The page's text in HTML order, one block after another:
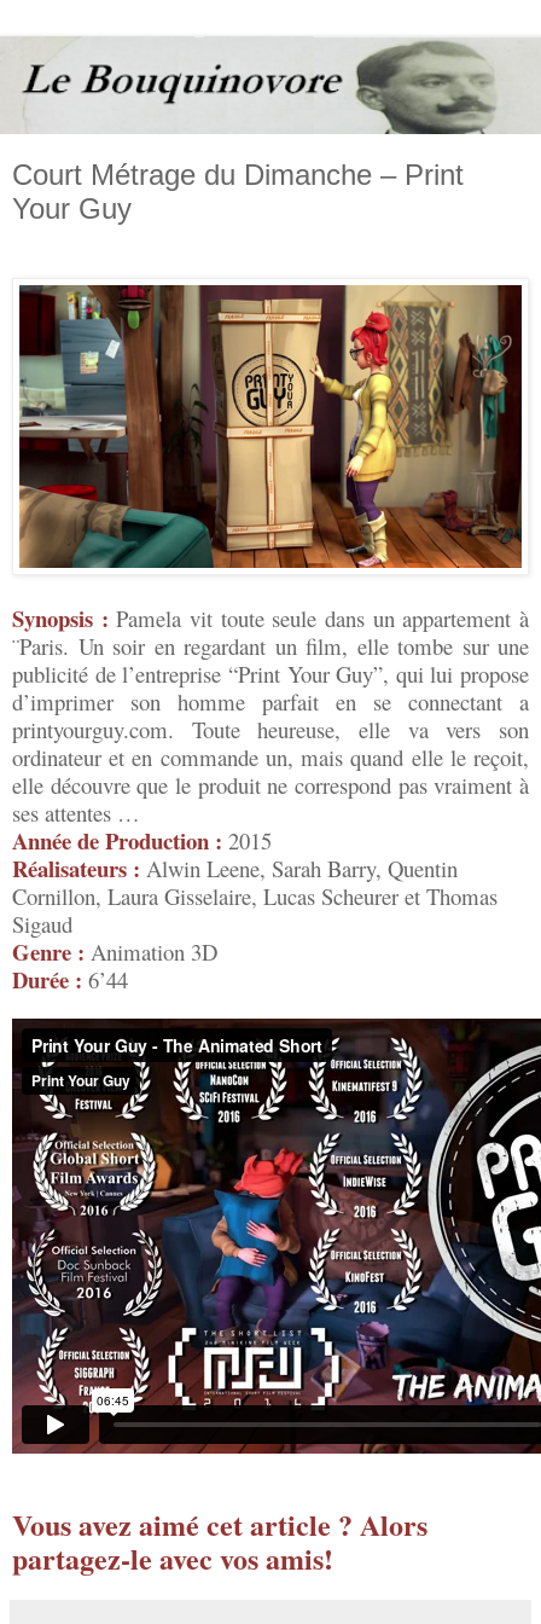
Court Métrage du Dimanche – Print
Your Guy
Synopsis : Pamela vit toute seule dans un appartement à
¨Paris. Un soir en regardant un film, elle tombe sur une
publicité de l’entreprise “Print Your Guy”, qui lui propose
d’imprimer son homme parfait en se connectant a
printyourguy.com. Toute heureuse, elle va vers son
ordinateur et en commande un, mais quand elle le reçoit,
elle découvre que le produit ne correspond pas vraiment à
ses attentes …
Année de Production : 2015
Réalisateurs : Alwin Leene, Sarah Barry, Quentin
Cornillon, Laura Gisselaire, Lucas Scheurer et Thomas
Sigaud
Genre : Animation 3D
Durée : 6’44
Vous avez aimé cet article ? Alors
partagez-le avec vos amis!